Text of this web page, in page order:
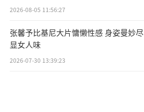
2026-08-05 11:56:27
张馨予比基尼大片慵懒性感 身姿曼妙尽
显女人味
2026-07-30 13:39:23